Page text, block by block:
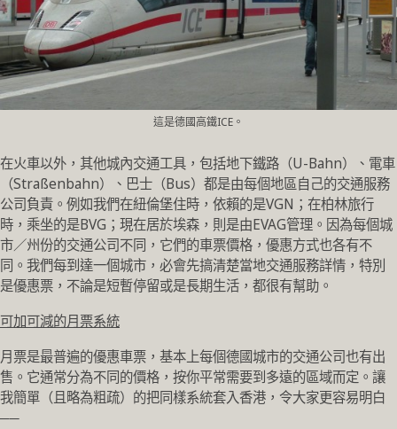
這是德國高鐵ICE。
在火車以外，其他城內交通工具，包括地下鐵路（U-Bahn）、電車
（Straßenbahn）、巴士（Bus）都是由每個地區自己的交通服務
公司負責。例如我們在紐倫堡住時，依賴的是VGN；在柏林旅行
時，乘坐的是BVG；現在居於埃森，則是由EVAG管理。因為每個城
市／州份的交通公司不同，它們的車票價格，優惠方式也各有不
同。我們每到達一個城市，必會先搞清楚當地交通服務詳情，特別
是優惠票，不論是短暫停留或是長期生活，都很有幫助。
可加可減的月票系統
月票是最普遍的優惠車票，基本上每個德國城市的交通公司也有出
售。它通常分為不同的價格，按你平常需要到多遠的區域而定。讓
我簡單（且略為粗疏）的把同樣系統套入香港，令大家更容易明白
──